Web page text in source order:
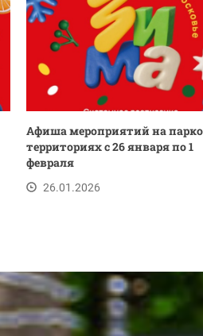
Афиша мероприятий на
территориях с 26 января по 1
февраля
26.01.2026